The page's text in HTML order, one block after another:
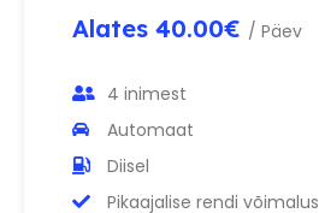
Alates 40.00€ / Päev
4 inimest
Automaat
Diisel
Pikaajalise rendi võimalus